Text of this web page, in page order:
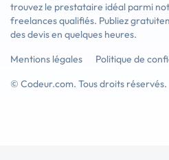
trouvez le prestataire idéal parmi
freelances qualifiés. Publiez
des devis en quelques heures.
Mentions légales
Politique de
© Codeur.com. Tous droits réservés.